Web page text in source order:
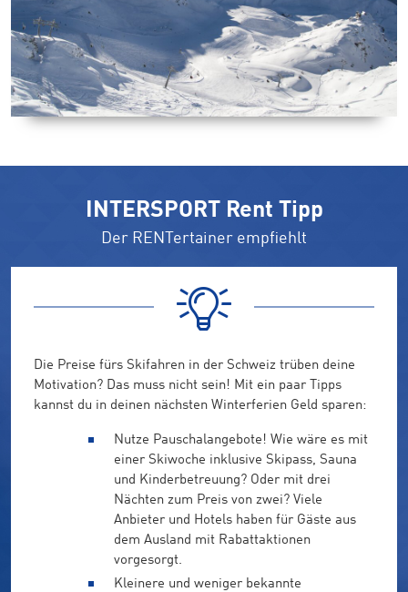
INTERSPORT Rent Tipp
Der RENTertainer empfiehlt
Die Preise fürs Skifahren in der Schweiz trüben deine
Motivation? Das muss nicht sein! Mit ein paar Tipps
kannst du in deinen nächsten Winterferien Geld sparen:
Nutze Pauschalangebote! Wie wäre es mit
einer Skiwoche inklusive Skipass, Sauna
und Kinderbetreuung? Oder mit drei
Nächten zum Preis von zwei? Viele
Anbieter und Hotels haben für Gäste aus
dem Ausland mit Rabattaktionen
vorgesorgt.
Kleinere und weniger bekannte